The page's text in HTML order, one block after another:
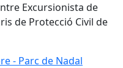
Excursionista de
de Protecció Civil de
- Parc de Nadal
- Parc de Nadal